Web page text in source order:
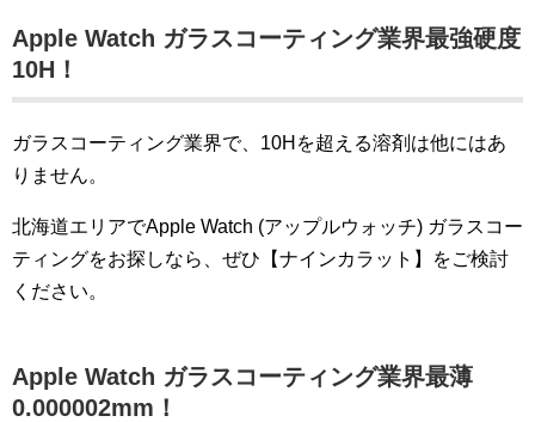
Apple Watch ガラスコーティング業界最強硬度
10H！
ガラスコーティング業界で、10Hを超える溶剤は他にはあ
りません。
北海道エリアでApple Watch (アップルウォッチ) ガラスコー
ティングをお探しなら、ぜひ【ナインカラット】をご検討
ください。
Apple Watch ガラスコーティング業界最薄
0.000002mm ！